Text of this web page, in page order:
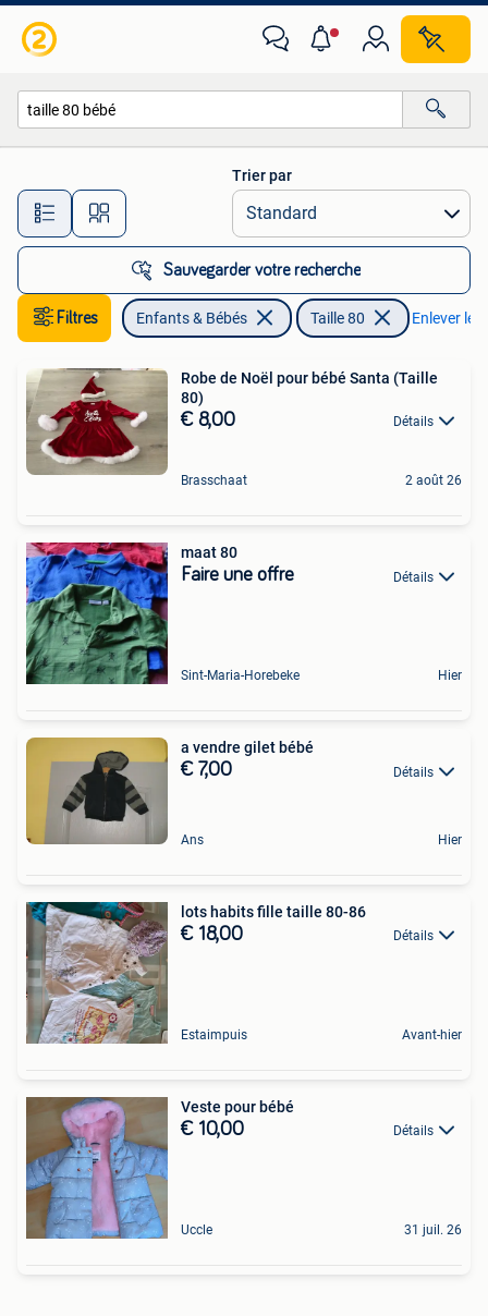
Toutes les distances…
Trier par
Sauvegarder votre recherche
Filtres Enfants & Bébés Taille 80 Enlever
Robe de Noël pour bébé Santa (Taille
80)
€ 8,00 Détails
Brasschaat 2 août 26
maat 80
Faire une offre Détails
Sint-Maria-Horebeke Hier
a vendre gilet bébé
€ 7,00 Détails
Ans Hier
lots habits fille taille 80-86
€ 18,00 Détails
Estaimpuis Avant-hier
Veste pour bébé
€ 10,00 Détails
Uccle 31 juil. 26